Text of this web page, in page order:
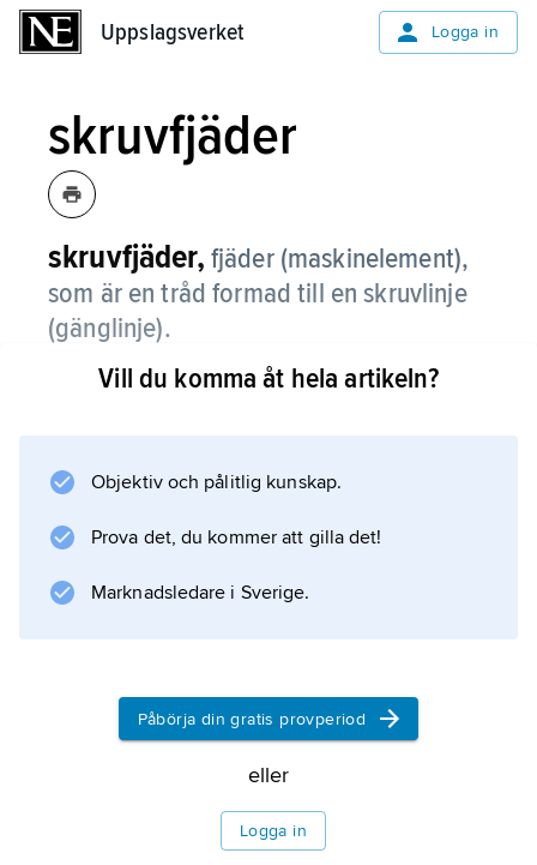
Uppslagsverket Logga in
skruvfjäder
skruvfjäder, fjäder (maskinelement),
som är en tråd formad till en skruvlinje
(gänglinje).
Tråden är oftast en rund ståltråd, men andra
fjäder
Vill du komma åt hela artikeln?
Objektiv och pålitlig kunskap.
Prova det, du kommer att gilla det!
Marknadsledare i Sverige.
Påbörja din gratis provperiod
eller
Logga in